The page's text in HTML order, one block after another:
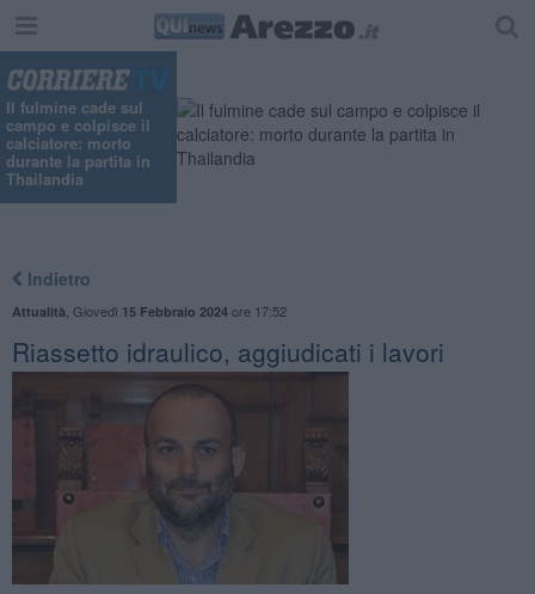
Il fulmine cade sul
campo e colpisce il
calciatore: morto
durante la partita in
Thailandia
Indietro
Attualità Giovedì 15 Febbraio 2024ore 17:52
Riassetto idraulico, aggiudicati i lavori